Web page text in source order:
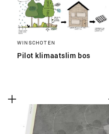
WINSCHOTEN
Pilot klimaatslim bos